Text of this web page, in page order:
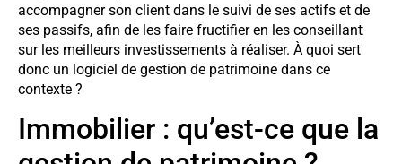
accompagner son client dans le suivi de ses actifs et de
ses passifs, afin de les faire fructifier en les conseillant
sur les meilleurs investissements à réaliser. À quoi sert
donc un logiciel de gestion de patrimoine dans ce
contexte ?
Immobilier : qu’est-ce que la